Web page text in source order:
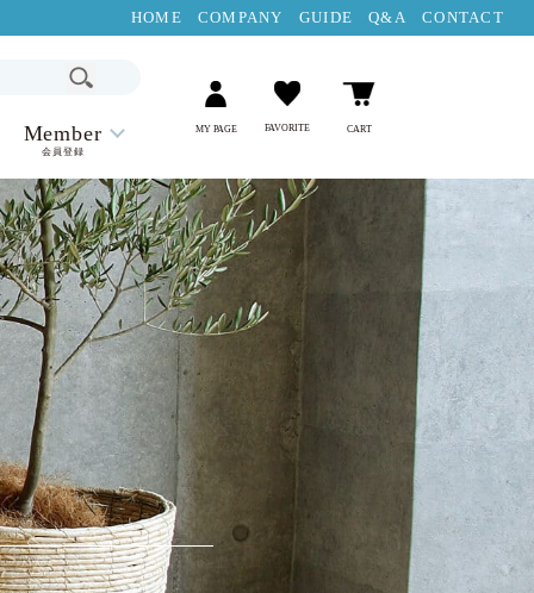
HOME COMPANY GUIDE Q&A CONTACT
Member
会員登録
MY PAGE FAVORITE CART